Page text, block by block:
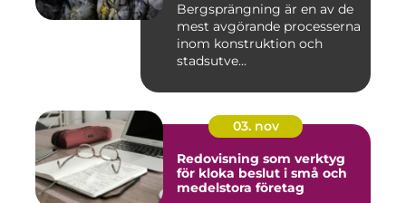
Bergsprängning är en av de
mest avgörande processerna
inom konstruktion och
stadsutve...
03. nov
Redovisning som verktyg
för kloka beslut i små och
medelstora företag